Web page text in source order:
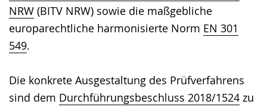
NRW (BITV NRW) sowie die maßgebliche
europarechtliche harmonisierte Norm EN 301
549.
Die konkrete Ausgestaltung des Prüfverfahrens
sind dem Durchführungsbeschluss 2018/1524 zu